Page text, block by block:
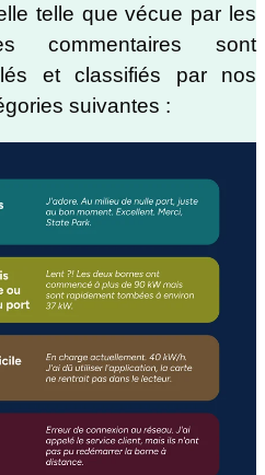
telle que vécue par les
commentaires sont
et classifiés par nos
suivantes :